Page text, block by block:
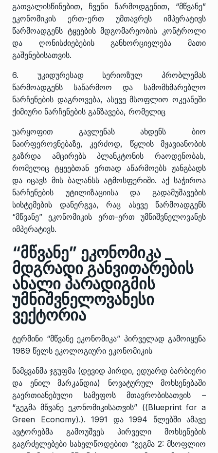
გათვალისწინებით, ჩვენი წარმოდგენით, “მწვანე”
ეკონომიკის ერთ-ერთ უმთავრეს იმპერატივს
წარმოადგენს ტყეების მდგომარეობის კონტროლი
და ღონისძიებების განხორციელება მათი
გაშენებისათვის.
6. უკიდურესად სერიოზულ პრობლემას
წარმოადგენს საწარმოო და სამომხმარებლო
ნარჩენების დაგროვება, ასევე მსოფლიო ოკეანეში
ქიმიური ნარჩენების განზავება, რომელიც
უარყოფით გავლენას ახდენს ბიო
ნაირფეროვნებაზე, კერძოდ, წყლის მჟავიანობის
გაზრდა ამცირებს პლანკტონის რაოდენობას,
რომელიც ტყეებთან ერთად აწარმოებს ჟანგბადს
და იცავს მის ბალანსს ატმოსფერიში. აქ საჭიროა
ნარჩენების უტილიზაციისა და გადამუშავების
სისტემების დანერგვა, რაც ასევე წარმოადგენს
“მწვანე” ეკონომიკის ერთ-ერთ უმნიშვნელოვანეს
იმპერატივს.
“მწვანე” ეკონომიკა _
მდგრადი განვითარების
ახალი პარადიგმის
უმნიშვნელოვანესი
ვექტორია
ტერმინი “მწვანე ეკონომიკა” პირველად გამოიყენა
1989 წელს ეკოლოგიური ეკონომიკის
წამყვანმა ჯგუფმა (დევიდ პირდი, ედუარდ ბარბიერი
და ენილ მარკანდია) ნოვატურულ მოხსენებაში
გაერთიანებული სამეფოს მთავრობისათვის –
“გეგმა მწვანე ეკონომიკისათვის” ((Blueprint for a
Green Economy).). 1991 და 1994 წლებში ამავე
ავტორებმა გამოუშვეს პირველი მოხსენების
გაგრძელებები სახელწოდებით “გეგმა 2: მსოფლიო